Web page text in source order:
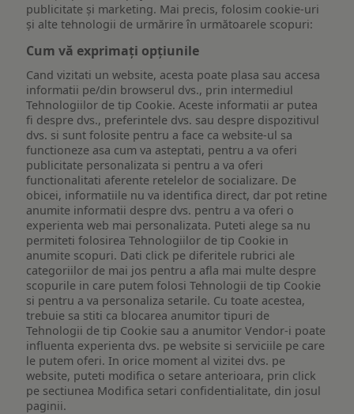
publicitate și marketing. Mai precis, folosim cookie-uri
și alte tehnologii de urmărire în următoarele scopuri:
Cum vă exprimați opțiunile
Cand vizitati un website, acesta poate plasa sau accesa
informatii pe/din browserul dvs., prin intermediul
Tehnologiilor de tip Cookie. Aceste informatii ar putea
fi despre dvs., preferintele dvs. sau despre dispozitivul
dvs. si sunt folosite pentru a face ca website-ul sa
functioneze asa cum va asteptati, pentru a va oferi
publicitate personalizata si pentru a va oferi
functionalitati aferente retelelor de socializare. De
obicei, informatiile nu va identifica direct, dar pot retine
anumite informatii despre dvs. pentru a va oferi o
experienta web mai personalizata. Puteti alege sa nu
permiteti folosirea Tehnologiilor de tip Cookie in
anumite scopuri. Dati click pe diferitele rubrici ale
categoriilor de mai jos pentru a afla mai multe despre
scopurile in care putem folosi Tehnologii de tip Cookie
si pentru a va personaliza setarile. Cu toate acestea,
trebuie sa stiti ca blocarea anumitor tipuri de
Tehnologii de tip Cookie sau a anumitor Vendor-i poate
influenta experienta dvs. pe website si serviciile pe care
le putem oferi. In orice moment al vizitei dvs. pe
website, puteti modifica o setare anterioara, prin click
pe sectiunea Modifica setari confidentialitate, din josul
paginii.